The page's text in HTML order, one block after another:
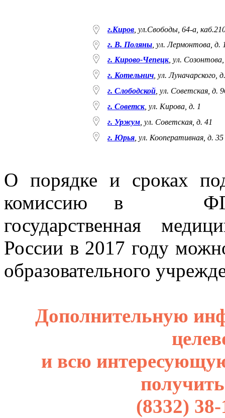
г.Киров , ул.Свободы, 64-а,
г. В. Поляны ул. Лермонтова, д.
г. Кирово-Чепецк, ул.
г. Котельнич , ул. Луначарского,
г. Слободской , ул. Советская, д.
г. Советск, ул. Кирова, д. 1
г. Уржум , ул. Советская, д. 41
г. Юрья , ул. Кооперативная, д. 35
О порядке и сроках
комиссию в
государственная
России в 2017 году
образовательного
Дополнительную
и всю
(8332)